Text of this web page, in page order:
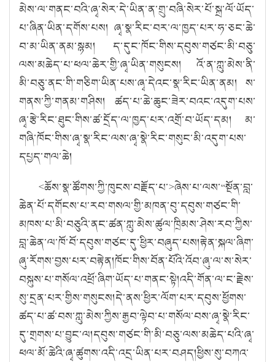
མེས་ལ་གནང་བའི་ཞྭ་སེར་དེ་ཡིན་ན་གྲུ་བཞི་སེར་པོ་སྐྲ་ལོ་ཡོད་
པ་ཞིན་ཡིན་དགོས་པས། ཞྭ་སྣ་རིང་བར་ལ་ཁྱད་པར་ཧ་ཅང་ཆེ་
བ་མ་ཡིན་ནམ་སྙམ། ད་དུང་ཁོང་གིས་དབུས་གཙང་མི་བཅུ་
ལས་མཆེད་པ་ཕལ་ཆེར་གྱི་ཞྭ་ཡིན་གསུངས། འོ་ན་ཀླུ་མེས་ནི་
མི་བཅུ་ནང་གི་གཅིག་ཡིན་པས་ཞྭ་དེའང་སྣ་རིང་ཡིན་ནམ། ས་
གནས་ཀྱི་གནམ་གཤིས། ཚད་པ་ཆེ་ཆུང་ཟེར་བའང་འདུག་པས་
ཞྭ་རྩེ་རིང་ཐུང་གིས་ཚ་དྲོད་ལ་ཁྱད་པར་འགྲོ་བ་ཡོད་དམ། མ་
གཞི་ཁོང་གིས་ཞྭ་སྣ་རིང་ལས་ཞྭ་སྣེ་རིང་གསུང་མི་འདུག་པས་
དཔྱད་གལ་ཆེ།
<ཆོས་སྣ་ཚོགས་ཀྱི་ཁུངས་བརྗོད་པ་>ཞེས་པ་ལས་“སྔོན་བླ་
ཆེན་པོ་དགོངས་པ་རབ་གསལ་གྱི་མཁན་བུ་དབུས་གཙང་གི་
མཁས་པ་མི་བཅུའི་ནང་ཚན་ཀླུ་མེས་ཚུལ་ཁྲིམས་ཤེས་རབ་ཀྱིས་
བླ་ཆེན་ལ་ཁོ་བོ་དབུས་གཙང་དུ་ཕྱིར་བཞུད་པས།རྟེན་སྐལ་ཞིག་
ཞུ་རོགས་བྱས་པར་བརྟེན།ཁོང་གིས་བོན་པོའི་འོབ་ཞུ་ལ་ས་སེར་
བསྐུས་པ་གསོལ་འཕྲོ་ཞིག་ཡོད་པ་གནང་སྟེ།འདི་གོན་ལ་ང་རྗེས་
སུ་དྲན་པར་གྱིས་གསུངས།དེ་ནས་ཕྱིར་ལོག་པར་དབུས་ཕྱོགས་
ཚད་པ་ཚ་བས་ཀླུ་མེས་ཀྱིས་རྒྱབ་ལྟེབ་པ་གསོལ་བས་ཞྭ་སྣེ་རིང་
དུ་གྲགས་པ་བྱུང་ལ།དབུས་གཙང་གི་མི་བཅུ་ལས་མཆེད་པའི་ཞྭ་
ཕལ་མོ་ཆེའི་ཞྭ་ཚུགས་འདི་འདྲ་ཡིན་པར་བཤད།ཕྱིས་སུ་བཀའ་